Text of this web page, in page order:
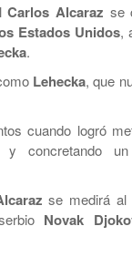
Carlos Alcaraz se
Estados Unidos,
.
Lehecka, que
cuando logró
concretando
se medirá al
Novak